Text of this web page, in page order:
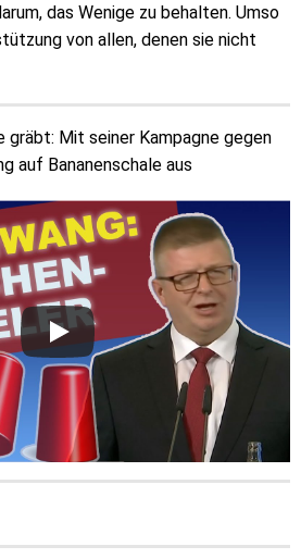
das Wenige zu behalten. Umso
von allen, denen sie nicht
gräbt: Mit seiner Kampagne gegen
auf Bananenschale aus